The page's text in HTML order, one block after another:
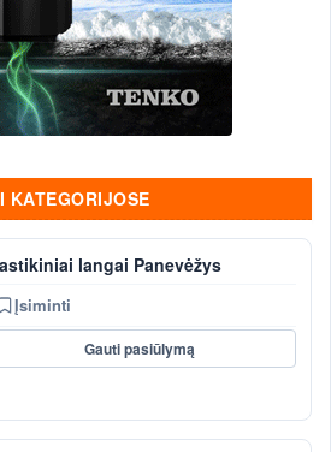
KATEGORIJOSE
langai Panevėžys
Įsiminti
Gauti pasiūlymą